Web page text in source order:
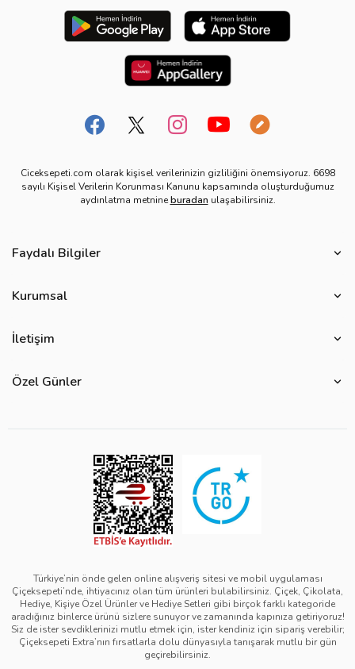
Ciceksepeti.com olarak kişisel verilerinizin gizliliğini önemsiyoruz. 6698
sayılı Kişisel Verilerin Korunması Kanunu kapsamında oluşturduğumuz
aydınlatma metnineburadan ulaşabilirsiniz.
Faydalı Bilgiler
Çiçek Anlamları
Mevsimlere Göre Çiçekler
Ürün Sıralama Kriterleri
Teslimat İpuçları
Sipariş Güncelleme Süreçleri
Kurumsal
Ürün Güvenliği
Reklamlarımız
Kampanya Detayları
Duyarlı Pazarlama Hareketi
Bilgi Toplumu Hizmetleri
Çiçeksepeti Üyelik Sözleşmesi
Mesafeli Satış Sözleşmesi - Çiçek
Mesafeli Satış Sözleşmesi - Hediye & Extra
Çerez Politikası
İletişim
Çiçeksepeti Pazaryeri Kolaylıkları
Ödeme Seçenekleri
Özel Günler
Anneler Günü Hediyeleri
Babalar Günü Hediyeleri
Öğretmenler Günü Hediyeleri
Yılbaşı Hediyeleri
Black Friday
Tıp Bayramı Hediyeleri
Avukatlar Günü Hediyeleri
Hemşireler Günü Hediyeleri
Türkiye’nin önde gelen online alışveriş sitesi ve mobil uygulaması
Çiçeksepeti’nde, ihtiyacınız olan tüm ürünleri bulabilirsiniz. Çiçek, Çikolata,
Hediye, Kişiye Özel Ürünler ve Hediye Setleri gibi birçok farklı kategoride
aradığınız binlerce ürünü sizlere sunuyor ve zamanında kapınıza getiriyoruz!
Siz de ister sevdiklerinizi mutlu etmek için, ister kendiniz için sipariş verebilir;
Çiçeksepeti Extra’nın fırsatlarla dolu dünyasıyla tanışarak mutlu bir gün
geçirebilirsiniz.